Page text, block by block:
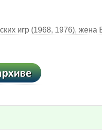
игр (1968, 1976), жена